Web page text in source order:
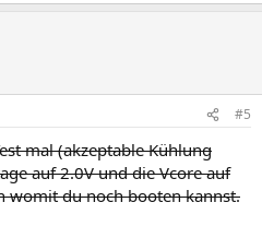
#5
mal (akzeptable Kühlung
auf 2.0V und die Vcore auf
womit du noch booten kannst.